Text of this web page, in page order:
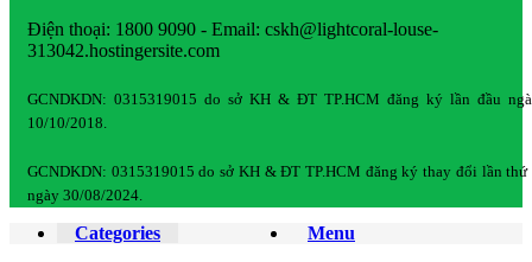
Điện thoại: 1800 9090 - Email: cskh@lightcoral-louse-
313042.hostingersite.com
GCNDKDN: 0315319015 do sở KH & ĐT TP.HCM đăng ký lần đầu
10/10/2018.
GCNDKDN: 0315319015 do sở KH & ĐT TP.HCM đăng ký thay đổi lần thứ
ngày 30/08/2024.
Menu
Categories